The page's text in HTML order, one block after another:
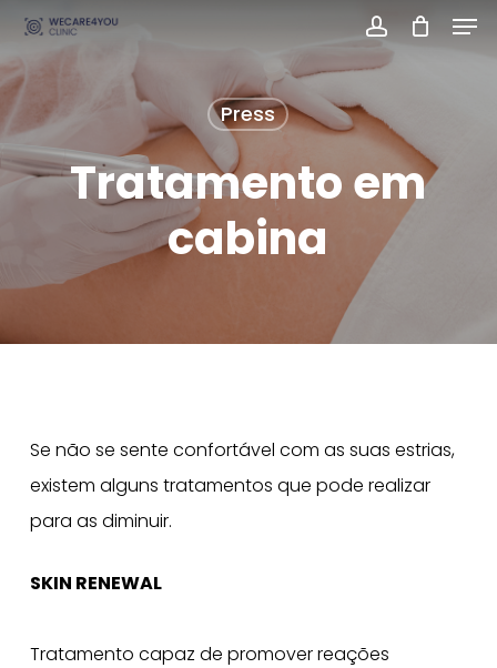
Skip
main
content
account
Press
Tratamento em
cabina
Se não se sente confortável com as suas estrias,
existem alguns tratamentos que pode realizar
para as diminuir.
SKIN RENEWAL
Tratamento capaz de promover reações
Close